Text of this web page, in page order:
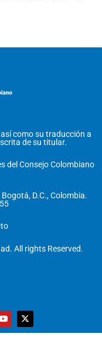
como su traducción a
de su titular.
del Consejo Colombiano
D.C., Colombia.
All rights Reserved.
Y
o
u
X
-
t